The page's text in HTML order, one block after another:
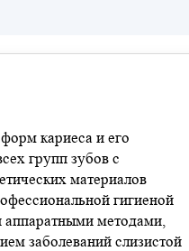
кариеса и его
групп зубов с
материалов
гигиеной
аппаратными методами,
заболеваний слизистой